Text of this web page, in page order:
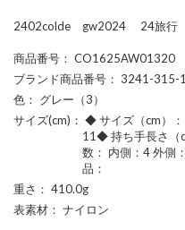
2402colde gw2024 24旅行
商品番号 ： CO1625AW01320
ブランド商品番号 ： 3241-315-
色 ： グレー（3）
サイズ(cm) ： ◆ サイズ（cm）
11◆ 持ち手長さ（
数： 内側：4 外側
品：
重さ ： 410.0g
表素材 ： ナイロン